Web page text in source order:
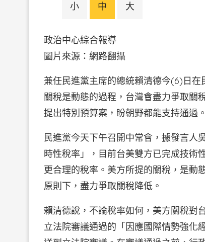
小 中 大
政治中心綜合報導
圖片來源：網路翻
兼任民進黨主席的總統賴清德今(6)日
關稅是動態的過程，台灣會盡力爭取關
提出特別預算案，盼朝野都能支持通過。
民進黨今天下午召開中常會，據發言人
時性稅率」，目前台美雙方已完成技術
更合理的稅率。美方所提的關稅，是動
原則下，盡力爭取關稅降低。
賴清德說，不論稅率如何，美方關稅對
立法院審議通過的「因應國際情勢強化